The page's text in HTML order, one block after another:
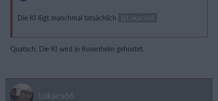
Die KI lügt manchmal tatsächlich Lukacs66
Quatsch. Die KI wird in Rosenheim gehostet.
Lukacs66